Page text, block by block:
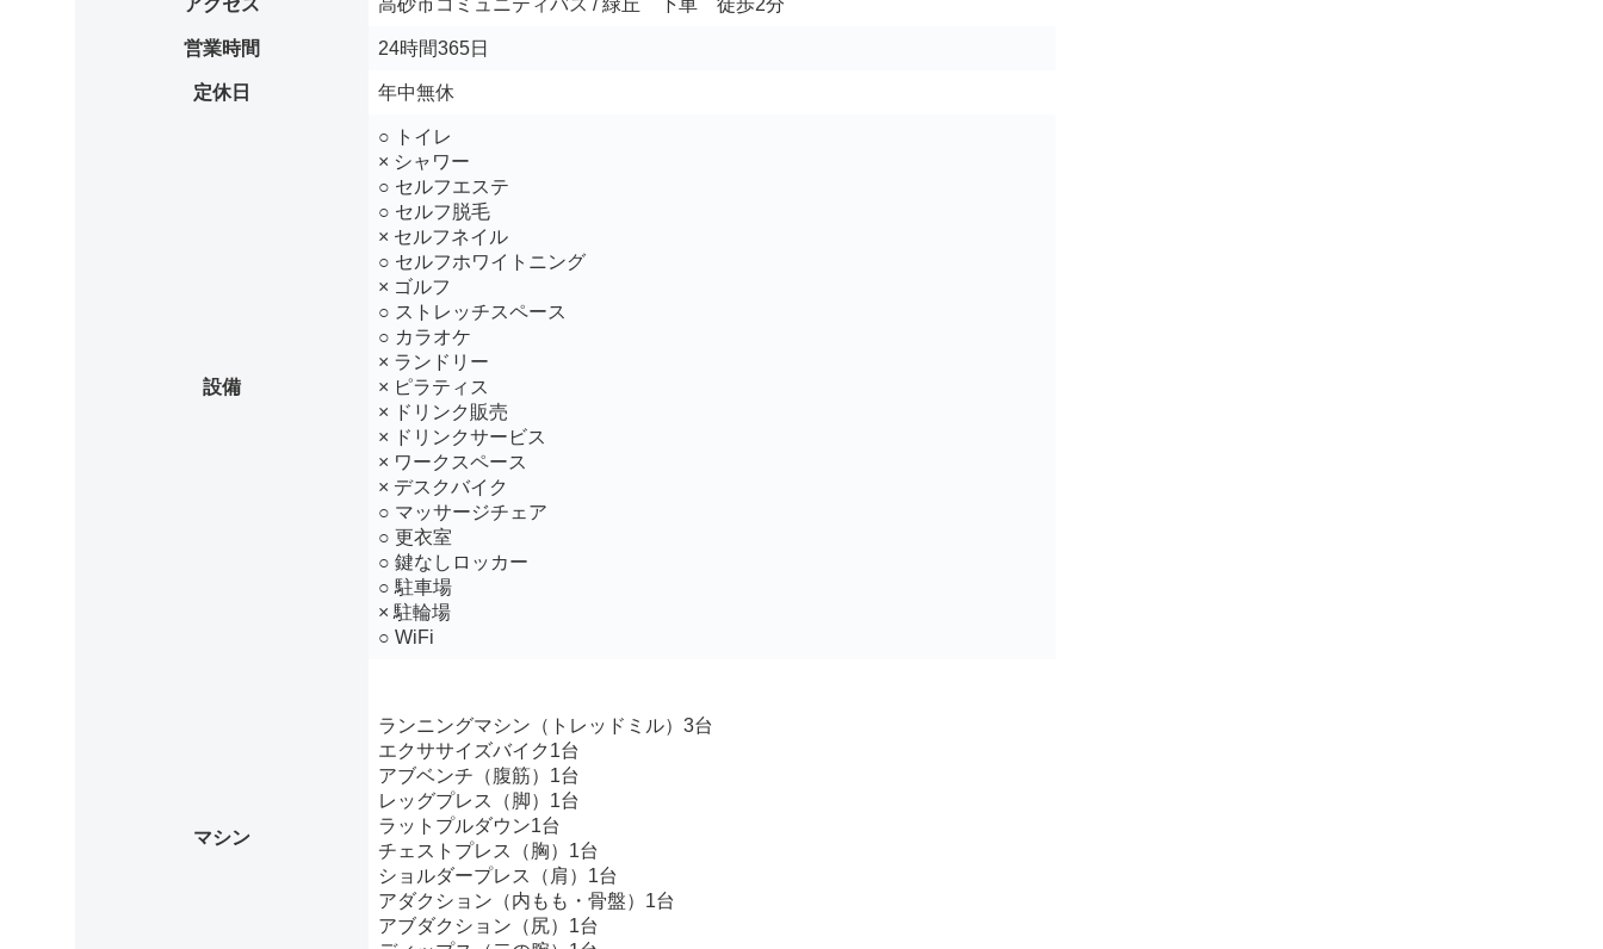
営業時間 24時間365日
定休日 年中無休
設備
○ トイレ
× シャワー
○ セルフエステ
○ セルフ脱毛
× セルフネイル
○ セルフホワイトニング
× ゴルフ
○ ストレッチスペース
○ カラオケ
× ランドリー
× ピラティス
× ドリンク販売
× ドリンクサービス
× ワークスペース
× デスクバイク
○ マッサージチェア
○ 更衣室
○ 鍵なしロッカー
○ 駐車場
× 駐輪場
○ WiFi
マシン
ランニングマシン（トレッドミル）3台
エクササイズバイク1台
アブベンチ（腹筋）1台
レッグプレス（脚）1台
ラットプルダウン1台
チェストプレス（胸）1台
ショルダープレス（肩）1台
アダクション（内もも・骨盤）1台
アブダクション（尻）1台